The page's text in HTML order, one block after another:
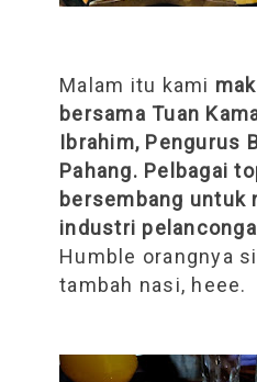
Malam itu kami
bersama Tuan
Ibrahim, Pengurus
Pahang. Pelbagai
bersembang untuk
industri
Humble orangnya
tambah nasi, heee.